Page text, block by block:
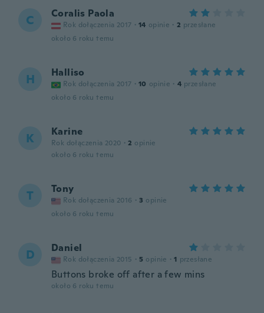
C Coralis Paola
Rok dołączenia 2017 · 14 opinie · 2 przesłane
około 6 roku temu
H Halliso
Rok dołączenia 2017 · 10 opinie · 4 przesłane
około 6 roku temu
K Karine
Rok dołączenia 2020 · 2 opinie
około 6 roku temu
T Tony
Rok dołączenia 2016 · 3 opinie
około 6 roku temu
D Daniel
Rok dołączenia 2015 · 5 opinie · 1 przesłane
Buttons broke off after a few mins
około 6 roku temu